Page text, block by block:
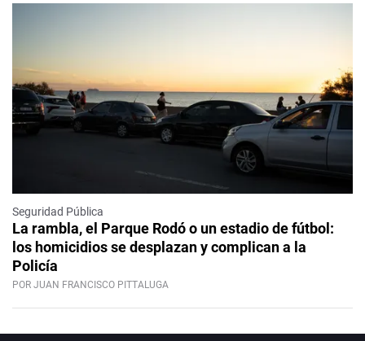
Seguridad Pública
La rambla, el Parque Rodó o un estadio de fútbol:
los homicidios se desplazan y complican a la
Policía
POR JUAN FRANCISCO PITTALUGA